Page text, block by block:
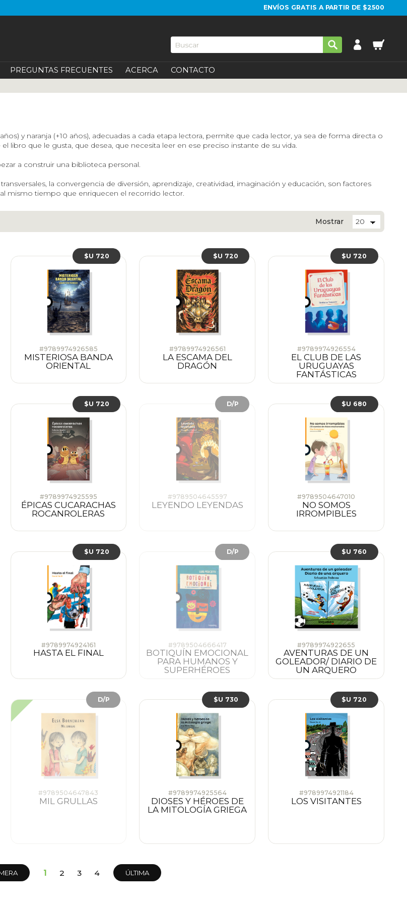
ENVÍOS GRATIS A PARTIR DE $2500
PREGUNTAS FRECUENTES ACERCA CONTACTO
y naranja (+10 años), adecuadas a cada etapa lectora, permite que cada lector, ya sea de forma directa o
libro que le gusta, que desea, que necesita leer en ese preciso instante de su vida.
a construir una biblioteca personal.
la convergencia de diversión, aprendizaje, creatividad, imaginación y educación, son factores
mismo tiempo que enriquecen el recorrido lector.
Mostrar
#9789974926585
MISTERIOSA BANDA
ORIENTAL
$U 720
#9789974926561
LA ESCAMA DEL
DRAGÓN
$U 720
#9789974926554
EL CLUB DE LAS
URUGUAYAS
FANTÁSTICAS
$U 720
#9789974925595
ÉPICAS CUCARACHAS
ROCANROLERAS
$U 720
#9789504645597
LEYENDO LEYENDAS
D/P
#9789504647010
NO SOMOS
IRROMPIBLES
$U 680
#9789974924161
HASTA EL FINAL
$U 720
#9789504666417
BOTIQUÍN EMOCIONAL
PARA HUMANOS Y
SUPERHÉROES
D/P
#9789974922655
AVENTURAS DE UN
GOLEADOR/ DIARIO DE
UN ARQUERO
$U 760
#9789504647843
MIL GRULLAS
D/P
#9789974925564
DIOSES Y HÉROES DE
LA MITOLOGÍA GRIEGA
$U 730
#9789974921184
LOS VISITANTES
$U 720
1 2 3 4 ÚLTIMA